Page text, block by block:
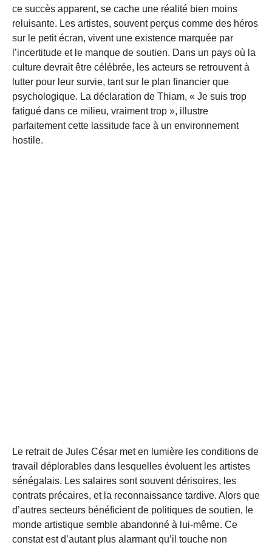
ce succès apparent, se cache une réalité bien moins
reluisante. Les artistes, souvent perçus comme des héros
sur le petit écran, vivent une existence marquée par
l’incertitude et le manque de soutien. Dans un pays où la
culture devrait être célébrée, les acteurs se retrouvent à
lutter pour leur survie, tant sur le plan financier que
psychologique. La déclaration de Thiam, « Je suis trop
fatigué dans ce milieu, vraiment trop », illustre
parfaitement cette lassitude face à un environnement
hostile.
Le retrait de Jules César met en lumière les conditions de
travail déplorables dans lesquelles évoluent les artistes
sénégalais. Les salaires sont souvent dérisoires, les
contrats précaires, et la reconnaissance tardive. Alors que
d’autres secteurs bénéficient de politiques de soutien, le
monde artistique semble abandonné à lui-même. Ce
constat est d’autant plus alarmant qu’il touche non